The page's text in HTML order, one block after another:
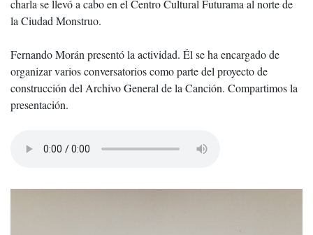
charla se llevó a cabo en el Centro Cultural Futurama al norte de
la Ciudad Monstruo.
Fernando Morán presentó la actividad. Él se ha encargado de
organizar varios conversatorios como parte del proyecto de
construcción del Archivo General de la Canción. Compartimos la
presentación.